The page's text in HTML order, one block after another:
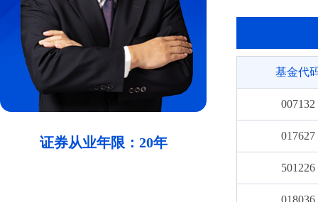
证券从业年限：20年
基金代
007132
017627
501226
018036